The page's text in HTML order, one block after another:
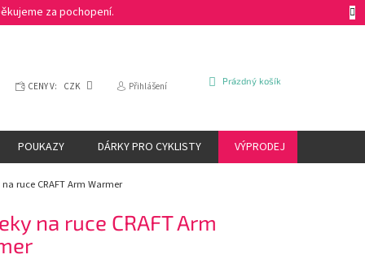
za pochopení.
CENY V: CZK Přihlášení
NÁKUPNÍ
Prázdný košík
POUKAZY DÁRKY PRO CYKLISTY VÝPRODEJ
ruce CRAFT Arm Warmer
na ruce CRAFT Arm